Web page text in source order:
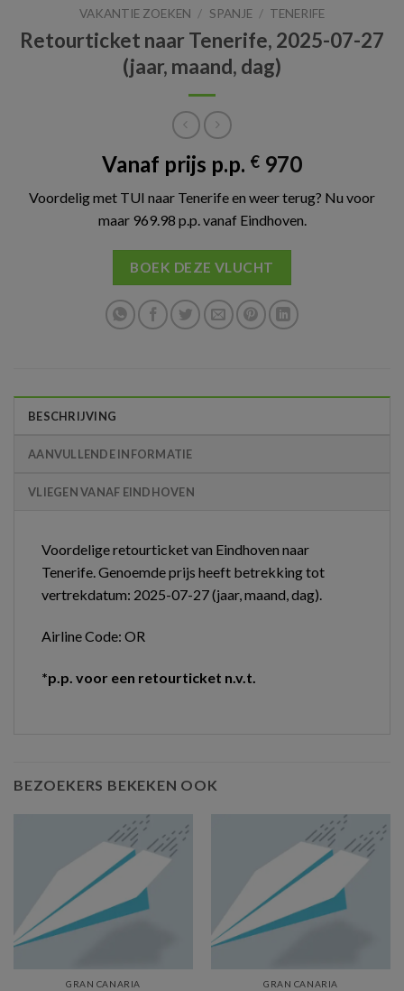
VAKANTIE ZOEKEN / SPANJE / TENERIFE
Retourticket naar Tenerife, 2025-07-27
(jaar, maand, dag)
Vanaf prijs p.p. € 970
Voordelig met TUI naar Tenerife en weer terug? Nu voor
maar 969.98 p.p. vanaf Eindhoven.
BOEK DEZE VLUCHT
BESCHRIJVING
AANVULLENDE INFORMATIE
VLIEGEN VANAF EINDHOVEN
Voordelige retourticket van Eindhoven naar
Tenerife. Genoemde prijs heeft betrekking tot
vertrekdatum: 2025-07-27 (jaar, maand, dag).
Airline Code: OR
*p.p. voor een retourticket n.v.t.
BEZOEKERS BEKEKEN OOK
GRAN CANARIA GRAN CANARIA